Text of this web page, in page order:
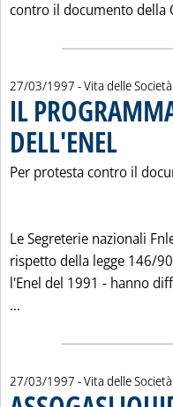
contro il documento della
27/03/1997 - Vita delle
IL
DELL'ENEL
Per protesta contro il
Le Segreterie nazionali
rispetto della legge 146/
l'Enel del 1991 - hanno
...
27/03/1997 - Vita delle